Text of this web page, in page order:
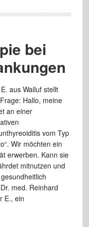
bei
aus Walluf stellt
Hallo, meine
an einer
vom Typ
Wir möchten ein
erwerben. Kann sie
mitnutzen und
med. Reinhard
E., ein